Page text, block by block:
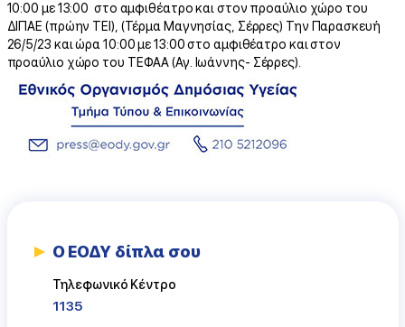
10:00 με 13:00 στο αμφιθέατρο και στον προαύλιο χώρο του
ΔΙΠΑΕ (πρώην ΤΕΙ), (Τέρμα Μαγνησίας, Σέρρες) Την Παρασκευή
26/5/23 και ώρα 10:00 με 13:00 στο αμφιθέατρο και στον
προαύλιο χώρο του ΤΕΦΑΑ (Αγ. Ιωάννης- Σέρρες).
Ο ΕΟΔΥ δίπλα σου
Τηλεφωνικό Κέντρο
1135